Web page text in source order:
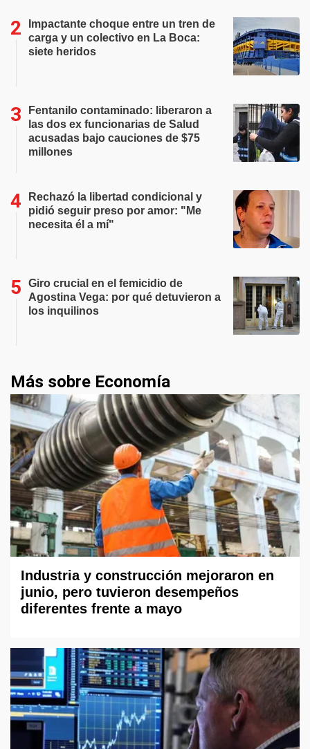
Impactante choque entre un tren de
carga y un colectivo en La Boca:
siete heridos
Fentanilo contaminado: liberaron a
las dos ex funcionarias de Salud
acusadas bajo cauciones de $75
millones
Rechazó la libertad condicional y
pidió seguir preso por amor: "Me
necesita él a mí"
Giro crucial en el femicidio de
Agostina Vega: por qué detuvieron a
los inquilinos
Más sobre Economía
Industria y construcción mejoraron en
junio, pero tuvieron desempeños
diferentes frente a mayo